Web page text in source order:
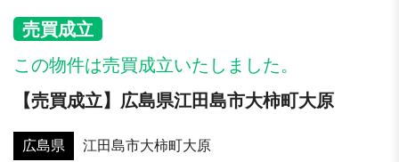
売買成立
この物件は売買成立いたしました。
【売買成立】広島県江田島市大柿町大原
広島県 江田島市大柿町大原